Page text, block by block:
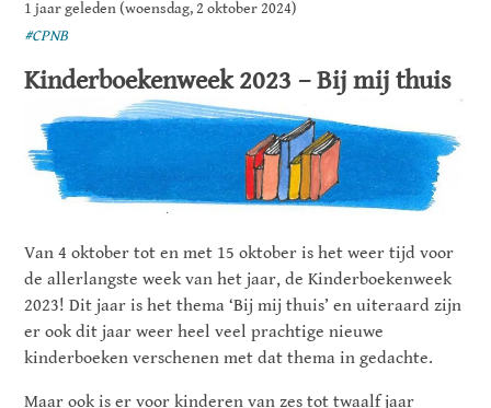
1 jaar geleden (woensdag, 2 oktober 2024)
#CPNB
Kinderboekenweek 2023 – Bij mij thuis
Van 4 oktober tot en met 15 oktober is het weer tijd voor
de allerlangste week van het jaar, de Kinderboekenweek
2023! Dit jaar is het thema ‘Bij mij thuis’ en uiteraard zijn
er ook dit jaar weer heel veel prachtige nieuwe
kinderboeken verschenen met dat thema in gedachte.
Maar ook is er voor kinderen van zes tot twaalf jaar